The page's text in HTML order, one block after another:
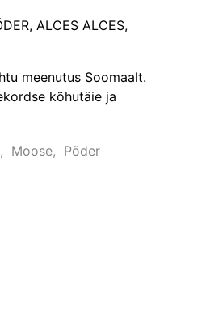
ALCES ALCES,
meenutus Soomaalt.
kõhutäie ja
, Moose, Põder